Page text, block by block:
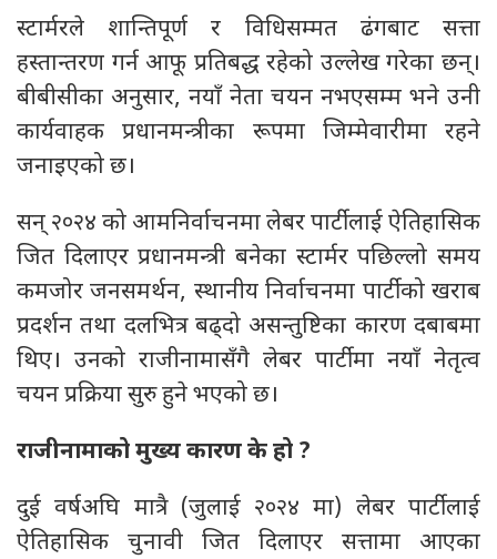
स्टार्मरले शान्तिपूर्ण र विधिसम्मत ढंगबाट सत्ता
हस्तान्तरण गर्न आफू प्रतिबद्ध रहेको उल्लेख गरेका छन्।
बीबीसीका अनुसार, नयाँ नेता चयन नभएसम्म भने उनी
कार्यवाहक प्रधानमन्त्रीका रूपमा जिम्मेवारीमा रहने
जनाइएको छ।
सन् २०२४ को आमनिर्वाचनमा लेबर पार्टीलाई ऐतिहासिक
जित दिलाएर प्रधानमन्त्री बनेका स्टार्मर पछिल्लो समय
कमजोर जनसमर्थन, स्थानीय निर्वाचनमा पार्टीको खराब
प्रदर्शन तथा दलभित्र बढ्दो असन्तुष्टिका कारण दबाबमा
थिए। उनको राजीनामासँगै लेबर पार्टीमा नयाँ नेतृत्व
चयन प्रक्रिया सुरु हुने भएको छ।
राजीनामाको मुख्य कारण के हो ?
दुई वर्षअघि मात्रै (जुलाई २०२४ मा) लेबर पार्टीलाई
ऐतिहासिक चुनावी जित दिलाएर सत्तामा आएका